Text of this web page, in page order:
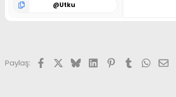
@Utku
Paylaş: FacebookX (Twitter)
BlueskyLinkedInPinterest
Tumblr